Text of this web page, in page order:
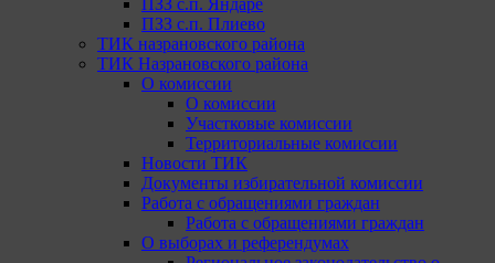
ПЗЗ с.п. Яндаре
ПЗЗ с.п. Плиево
ТИК назрановского района
ТИК Назрановского района
О комиссии
О комиссии
Участковые комиссии
Территориальные комиссии
Новости ТИК
Документы избирательной комиссии
Работа с обращениями граждан
Работа с обращениями граждан
О выборах и референдумах